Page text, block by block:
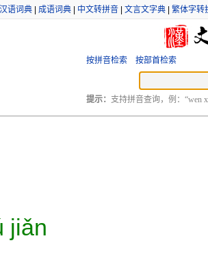
汉语词典 成语词典 中文转拼音 文言文字典 繁体字转
按拼音检索 按部首检索
提示： 支持拼音查询，例：“wen
jiǎn